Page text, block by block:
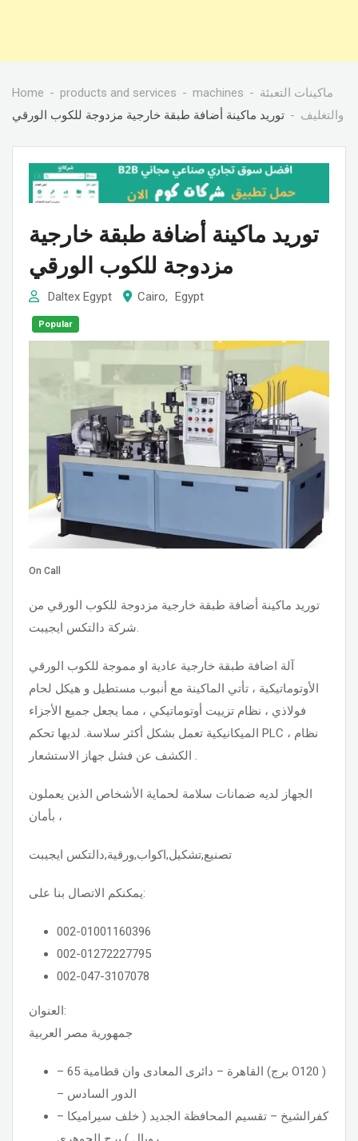
Home products and services machines
ماكينات التعبئة
والتغليف
توريد ماكينة أضافة طبقة خارجية مزدوجة للكوب الورقي
توريد ماكينة أضافة طبقة خارجية
مزدوجة للكوب الورقي
Daltex Egypt Cairo, Egypt
Popular
On Call
توريد ماكينة أضافة طبقة خارجية مزدوجة للكوب الورقي من
شركة دالتكس ايجيبت.
آلة اضافة طبقة خارجية عادية او مموجة للكوب الورقي
الأوتوماتيكية ، تأتي الماكينة مع أنبوب مستطيل و هيكل لحام
فولاذي ، نظام تزييت أوتوماتيكي ، مما يجعل جميع الأجزاء
الميكانيكية تعمل بشكل أكثر سلاسة. لديها تحكم PLC ، نظام
الكشف عن فشل جهاز الاستشعار .
الجهاز لديه ضمانات سلامة لحماية الأشخاص الذين يعملون
بأمان ،
تصنيع,تشكيل,اكواب,ورقية,دالتكس ايجيبت
يمكنكم الاتصال بنا على:
002-01001160396
002-01272227795
002-047-3107078
العنوان:
جمهورية مصر العربية
– القاهرة – دائرى المعادى وان قطامية 65 (برج O120 )
– الدور السادس
– كفرالشيخ – تقسيم المحافظة الجديد ( خلف سيراميكا